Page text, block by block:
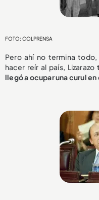
FOTO: COLPRENSA
Pero ahí no termina
hacer reír al país, Lizarazo
llegó a ocupar una curul